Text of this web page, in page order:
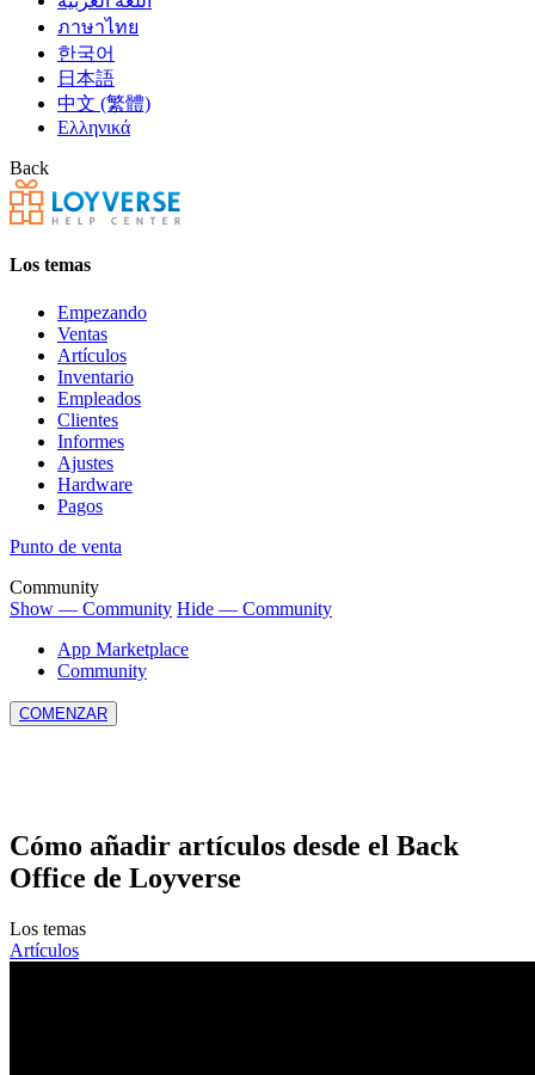
ภาษาไทย
한국어
日本語
中文 (繁體)
Ελληνικά
Back
Los temas
Empezando
Ventas
Artículos
Inventario
Empleados
Clientes
Informes
Ajustes
Hardware
Pagos
Punto de venta
Community
Show — Community Hide — Community
App Marketplace
Community
COMENZAR
Cómo añadir artículos desde el Back
Office de Loyverse
Los temas
Artículos